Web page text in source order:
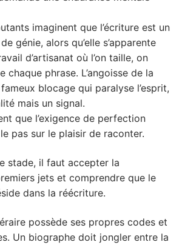
jardin intérieur pour nourrir
active comme fondation
narrative par la fin
de l'écriture et l'émulation de
imaginent que l’écriture est un
génie, alors qu’elle s’apparente
d’artisanat où l’on taille, on
chaque phrase. L’angoisse de la
blocage qui paralyse l’esprit,
mais un signal.
que l’exigence de perfection
pas sur le plaisir de raconter.
stade, il faut accepter la
jets et comprendre que le
dans la réécriture.
possède ses propres codes et
Un biographe doit jongler entre la